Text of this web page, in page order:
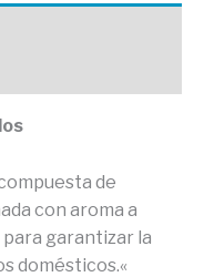
de
con aroma a
garantizar la
domésticos.«